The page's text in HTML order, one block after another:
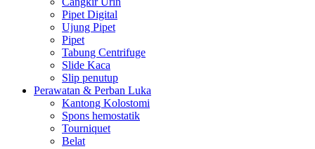
Pipet Digital
Ujung Pipet
Pipet
Tabung Centrifuge
Slide Kaca
Slip penutup
Perawatan & Perban Luka
Kantong Kolostomi
Spons hemostatik
Tourniquet
Belat